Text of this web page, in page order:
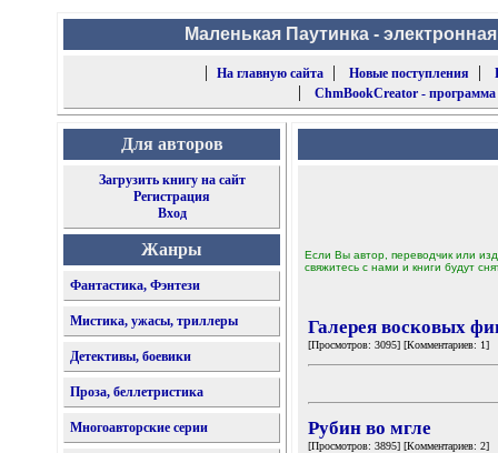
Маленькая Паутинка -
|
На главную сайта| Новые поступления |
| ChmBookCreator -
Для авторов
Загрузить книгу на сайт
Регистрация
Вход
Жанры
Фантастика, Фэнтези
Мистика, ужасы, триллеры
Детективы, боевики
Проза, беллетристика
Многоавторские серии
Если Вы автор, переводчик или
свяжитесь с нами и книги будут
Галерея восковых
[Просмотров: 3095] [Комментариев: 1]
Рубин во мгле
[Просмотров: 3895] [Комментариев: 2]